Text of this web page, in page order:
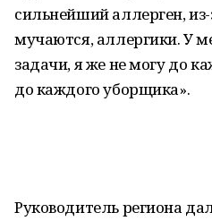
сильнейший аллерген, из-
мучаются, аллергики. У
задачи, я же не могу до
до каждого уборщика».
Руководитель региона